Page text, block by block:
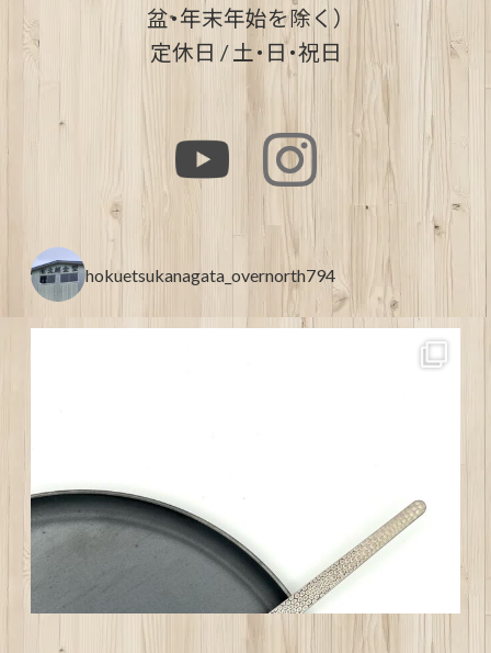
盆・年末年始を除く）
定休日 / 土・日・祝日
hokuetsukanagata_overnorth794